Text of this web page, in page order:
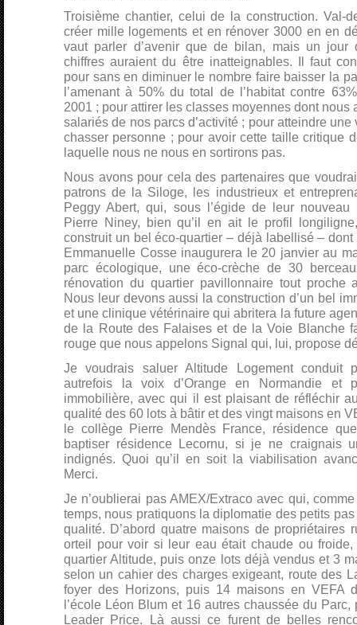
Troisième chantier, celui de la construction. Val-
créer mille logements et en rénover 3000 en en
vaut parler d’avenir que de bilan, mais un jour
chiffres auraient du être inatteignables. Il faut
pour sans en diminuer le nombre faire baisser la
l’amenant à 50% du total de l’habitat contre
2001 ; pour attirer les classes moyennes dont nous
salariés de nos parcs d’activité ; pour atteindre
chasser personne ; pour avoir cette taille critique
laquelle nous ne nous en sortirons pas.
Nous avons pour cela des partenaires que
patrons de la Siloge, les industrieux et
Peggy Abert, qui, sous l’égide de leur nouveau
Pierre Niney, bien qu’il en ait le profil
construit un bel éco-quartier – déjà labellisé –
Emmanuelle Cosse inaugurera le 20 janvier au
parc écologique, une éco-crèche de 30
rénovation du quartier pavillonnaire tout proche
Nous leur devons aussi la construction d’un bel
et une clinique vétérinaire qui abritera la future
de la Route des Falaises et de la Voie Blanche
rouge que nous appelons Signal qui, lui, propose
Je voudrais saluer Altitude Logement conduit
autrefois la voix d’Orange en Normandie et
immobilière, avec qui il est plaisant de réfléchir
qualité des 60 lots à bâtir et des vingt maisons en
le collège Pierre Mendès France, résidence
baptiser résidence Lecornu, si je ne craignais
indignés. Quoi qu’il en soit la viabilisation
Merci.
Je n’oublierai pas AMEX/Extraco avec qui,
temps, nous pratiquons la diplomatie des petits
qualité. D’abord quatre maisons de propriétaires
orteil pour voir si leur eau était chaude ou
quartier Altitude, puis onze lots déjà vendus et 3
selon un cahier des charges exigeant, route des
foyer des Horizons, puis 14 maisons en VEFA
l’école Léon Blum et 16 autres chaussée du Parc,
Leader Price. Là aussi ce furent de belles